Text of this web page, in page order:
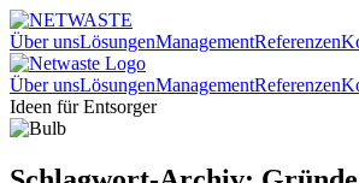
Über unsLösungenManagementReferenzen
Über unsLösungenManagementReferenzen
Ideen für Entsorger